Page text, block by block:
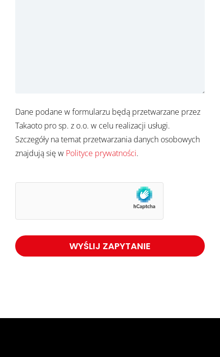
Dane podane w formularzu będą przetwarzane przez
Takaoto pro sp. z o.o. w celu realizacji usługi.
Szczegóły na temat przetwarzania danych osobowych
znajdują się w Polityce prywatności.